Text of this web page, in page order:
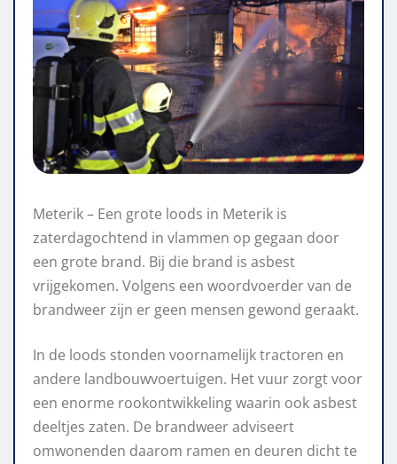
Meterik – Een grote loods in Meterik is
zaterdagochtend in vlammen op gegaan door
een grote brand. Bij die brand is asbest
vrijgekomen. Volgens een woordvoerder van de
brandweer zijn er geen mensen gewond geraakt.
In de loods stonden voornamelijk tractoren en
andere landbouwvoertuigen. Het vuur zorgt voor
een enorme rookontwikkeling waarin ook asbest
deeltjes zaten. De brandweer adviseert
omwonenden daarom ramen en deuren dicht te